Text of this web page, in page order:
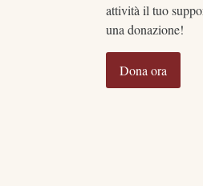
attività il tuo
una donazione!
Dona ora